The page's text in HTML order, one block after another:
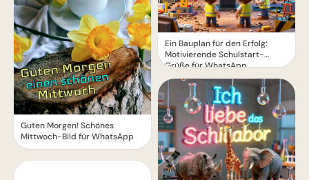
Guten Morgen! Schönes
Mittwoch-Bild für WhatsApp
Ein Bauplan für den Erfolg:
Motivierende Schulstart-
Grüße für WhatsApp